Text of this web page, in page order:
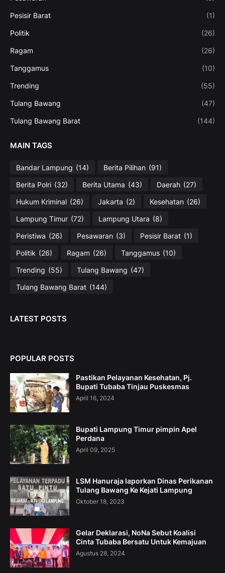
Pesisir Barat (1)
Politik (26)
Ragam (26)
Tanggamus (10)
Trending (55)
Tulang Bawang (47)
Tulang Bawang Barat (144)
MAIN TAGS
Bandar Lampung (14) Berita Pilihan (91)
Berita Polri (32) Berita Utama (43) Daerah (27)
Hukum Kriminal (26) Jakarta (2) Kesehatan (26)
Lampung Timur (72) Lampung Utara (8)
Peristiwa (26) Pesawaran (3) Pesisir Barat (1)
Politik (26) Ragam (26) Tanggamus (10)
Trending (55) Tulang Bawang (47)
Tulang Bawang Barat (144)
LATEST POSTS
POPULAR POSTS
Pastikan Pelayanan Kesehatan, Pj.
Bupati Tubaba Tinjau Puskesmas
April 16, 2024
Bupati Lampung Timur pimpin Apel
Perdana
April 09, 2025
LSM Hanuraja laporkan Dinas Perikanan
Tulang Bawang Ke Kejati Lampung
Oktober 18, 2023
Gelar Deklarasi, NoNa Sebut Koalisi
Cinta Tubaba Bersatu Untuk Kemajuan
Agustus 28, 2024